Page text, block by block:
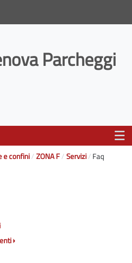
Parcheggi
e confini ZONA F Servizi Faq